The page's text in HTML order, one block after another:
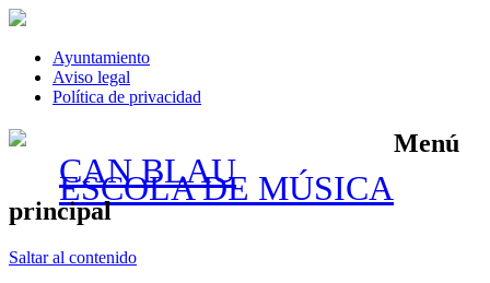
Ayuntamiento
Aviso legal
Política de privacidad
CAN BLAU
ESCOLA DE MÚSICA
Menú
principal
Saltar al contenido